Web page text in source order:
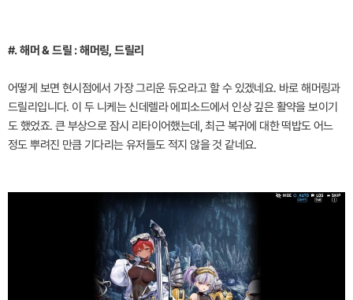
#. 해머 & 드릴 : 해머링, 드릴리
어떻게 보면 현시점에서 가장 그리운 듀오라고 할 수 있겠네요. 바로 해머링과
드릴리입니다. 이 두 니케는 신데렐라 에피소드에서 인상 깊은 활약을 보이기
도 했었죠. 큰 부상으로 잠시 리타이어했는데, 최근 복귀에 대한 떡밥도 어느
정도 뿌려진 만큼 기다리는 유저들도 적지 않을 것 같네요.